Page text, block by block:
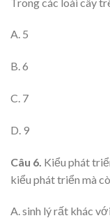
A. 5
B. 6
C. 7
D. 9
Câu 6. Kiểu phát
kiểu phát triển mà
A. sinh lý rất khác